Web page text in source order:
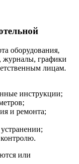
оборудования,
журналы, графики
лицам.
инструкции;
и ремонта;
или